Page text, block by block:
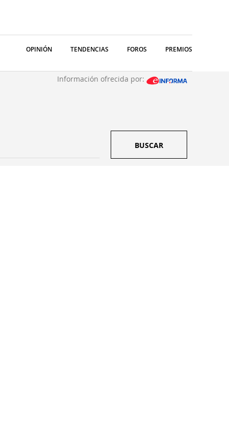
OPINIÓN TENDENCIAS FOROS PREMIOS
Información ofrecida por:
BUSCAR